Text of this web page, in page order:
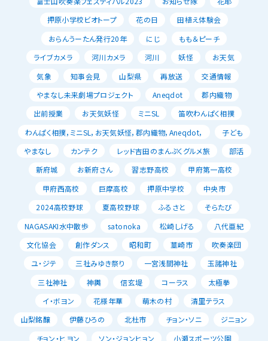
押原小学校ビオトープ
花の日
田植え体験会
おらんうーたん発行20年
にじ
もも＆ピーチ
ライブカメラ
河川カメラ 河川 妖怪
お天気
気象
知事会見 山梨県 再放送
交通情報
やまなし未来劇場プロジェクト
Aneqdot
郡内織物
出前授業
お天気妖怪 ミニSL
笛吹わんぱく相撲
わんぱく相撲，ミニSL，お天気妖怪，郡内織物，Aneqdot，
子ども
やまなし
カンテク レッド吉田のまんぷくグルメ旅
部活
新府城
お新府さん 習志野高校
甲府第一高校
甲府西高校
巨摩高校 押原中学校
中央市
2024高校野球
夏高校野球 ふるさと
そらたび
NAGASAKI水中散歩
satonoka 松崎しげる
八代亜紀
文化協会
創作ダンス 昭和町 韮崎市
吹奏楽団
ユ・ジテ
三社みゆき祭り 一宮浅間神社
玉諸神社
三社神社
神輿 信玄堤 コーラス
太極拳
イ・ボヨン
花様年華 萌木の村
清里テラス
山梨銘醸
伊藤ひろの 北杜市 チョン・ソニ
ジニョン
チョン・ヒヨン
ソン・ジョンヒョン 小瀬スポーツ公園